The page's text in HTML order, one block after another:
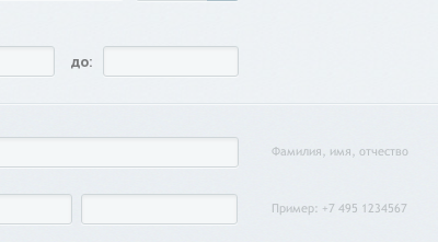
до:
Фамилия, имя, отчество
Пример: +7 495 1234567